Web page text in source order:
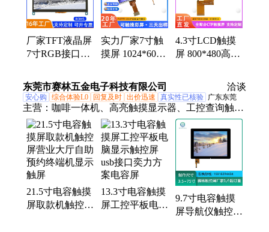
厂家TFT液晶屏
7寸RGB接口
屏电容触摸屏
实力厂家7寸触
摸屏 1024*600
口全视角工控电
容液晶屏
4.3寸LCD触摸
屏 800*480高清
容触控工业品质
现货
东莞市赛林五金电子科技有限公司 洽谈
安心购 综合体验L0 回复及时 出价迅速 真实性已核验 广东东莞
主营： 咖啡一体机、高亮触摸显示器、工控查询触控
面板、工业触摸屏、电容触摸屏、10点触控屏幕、
21.5寸电容触摸屏、电容触控屏、工业级电容触摸
屏、电容触摸屏工控一体机、窄边电容触摸屏、数控
机床触控屏、自助售货机触控屏、17寸电容触摸屏、
12.5寸电容触摸屏、36.6寸电容触摸屏、全贴合窄边
框触摸显示、安卓系统触摸一体机、工业触控一体
机、10.1寸触摸一体机、触摸显示器、18.5寸触摸显
21.5寸电容触摸
屏取款机触控屏
13.3寸电容触摸
屏工控平板电脑
9.7寸电容触摸
屏导航仪触控屏